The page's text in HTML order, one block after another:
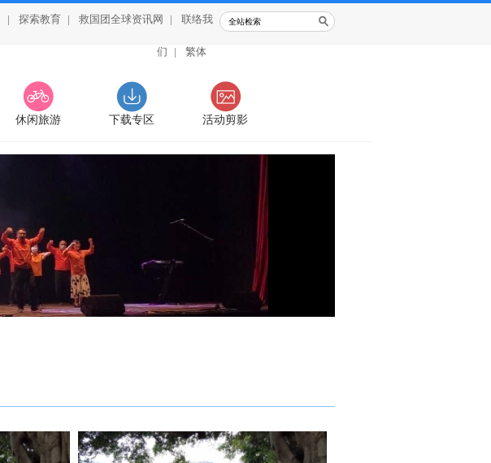
| 探索教育 | 救国团全球资讯网 | 联络我
们 | 繁体
休闲旅游 下载专区 活动剪影